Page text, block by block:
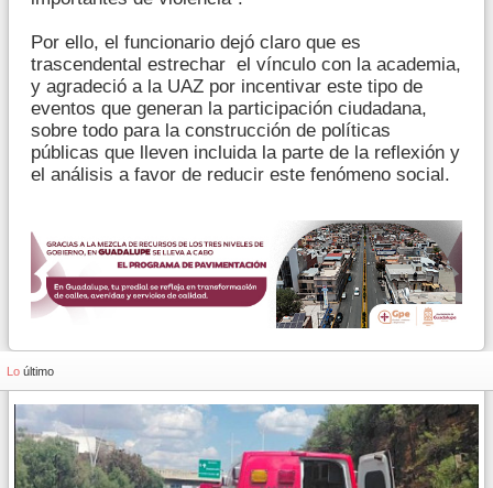
Por ello, el funcionario dejó claro que es
trascendental estrechar el vínculo con la academia,
y agradeció a la UAZ por incentivar este tipo de
eventos que generan la participación ciudadana,
sobre todo para la construcción de políticas
públicas que lleven incluida la parte de la reflexión y
el análisis a favor de reducir este fenómeno social.
Lo último